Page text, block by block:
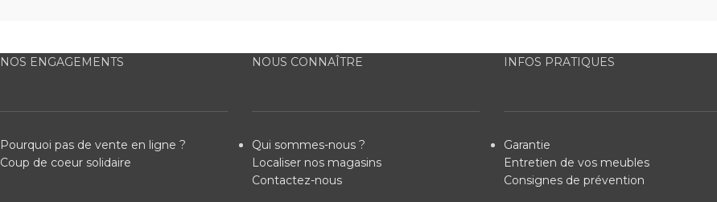
NOS ENGAGEMENTS
Pourquoi pas de vente en ligne ?
Coup de coeur solidaire
NOUS CONNAÎTRE
Qui sommes-nous ?
Localiser nos magasins
Contactez-nous
INFOS PRATIQUES
Garantie
Entretien de vos meubles
Consignes de prévention